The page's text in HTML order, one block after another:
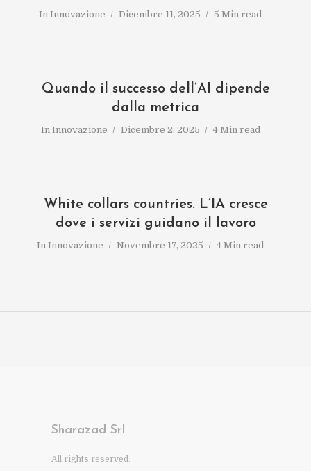
In Innovazione Dicembre 11, 2025 5 Min read
Quando il successo dell’AI dipende
dalla metrica
In Innovazione Dicembre 2, 2025 4 Min read
White collars countries. L’IA cresce
dove i servizi guidano il lavoro
In Innovazione Novembre 17, 2025 4 Min read
Sharazad Srl
All rights reserved.